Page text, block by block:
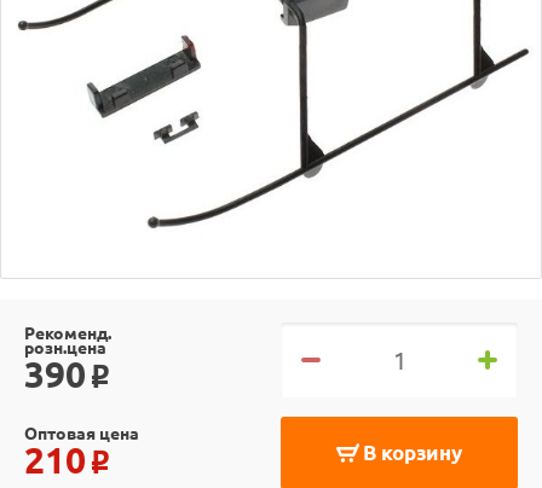
Рекоменд.
розн.цена
390 o
В корзину
Оптовая цена
210 o